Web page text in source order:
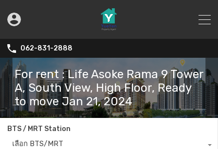
062-831-2888
For rent : Life Asoke Rama 9 Tower
A, South View, High Floor, Ready
to move Jan 21, 2024
BTS / MRT Station
เลือก BTS/MRT